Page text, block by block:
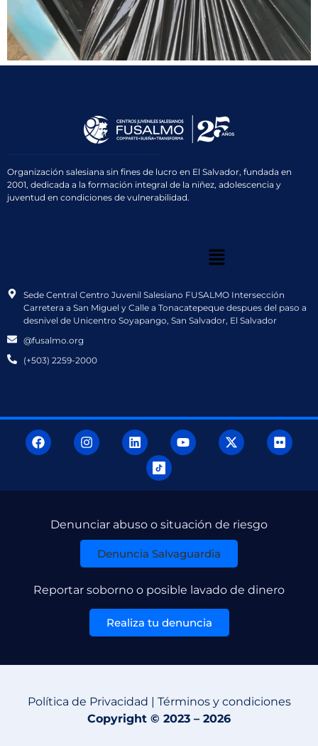
Organización salesiana sin fines de lucro en El Salvador, fundada en
2001, dedicada a la formación integral de la niñez, adolescencia y
juventud en condiciones de vulnerabilidad.
Sede Central Centro Juvenil Salesiano FUSALMO Intersección
Carretera a San Miguel y Calle a Tonacatepeque despues del paso a
desnivel de Unicentro Soyapango, San Salvador, El Salvador
@fusalmo.org
(+503) 2259-2000
Denunciar abuso o situación de riesgo
Denuncia Salvaguardia
Reportar soborno o posible lavado de dinero
Realiza tu denuncia
Política de Privacidad | Términos y condiciones
Copyright © 2023 – 2026